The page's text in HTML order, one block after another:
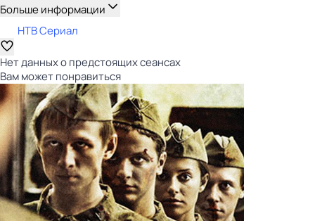
Больше информации
НТВ Сериал
Нет данных о предстоящих сеансах
Вам может понравиться